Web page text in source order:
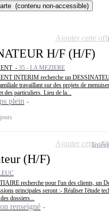
(contenu non-accessible)
H/F (H/F)
- 35 - LA MEZIERE
INTERIM recherche un
travaillant sur des projets de
des particuliers. Lieu de la...
plein
Ajouter cette
(H/F)
recherche pour l'un des clients, un
principales seront :- Réaliser l'étude
dossiers...
renseigné
Ajouter cette